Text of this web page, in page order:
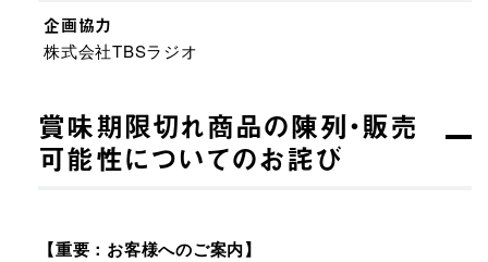
企画協力
株式会社TBSラジオ​
賞味期限切れ商品の陳列・販売
可能性についてのお詫び
【重要：お客様へのご案内】